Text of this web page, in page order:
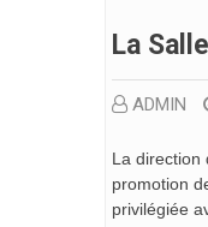
La
ADMIN
La direction
promotion
privilégiée